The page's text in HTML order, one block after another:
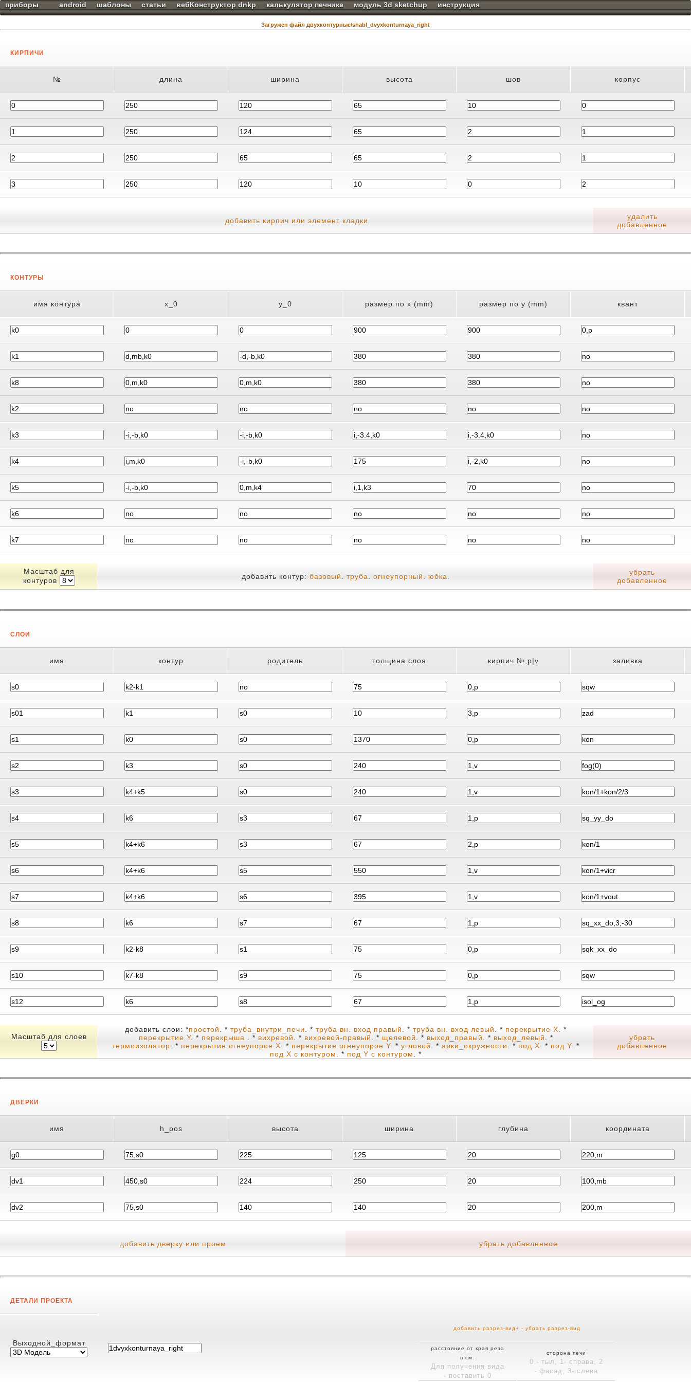
приборы android шаблоны статьи вебКонструктор dnkp калькулятор печника модуль 3d sketchup инструкция
Загружен файл двухконтурные/shabl_dvyxkonturnaya_right
КИРПИЧИ
№ длина ширина высота шов корпус
добавить кирпич или элемент кладки
удалить
добавленное
КОНТУРЫ
имя контура x_0 y_0 размер по x (mm) размер по y (mm) квант
Масштаб для
контуров
добавить контур: базовый труба огнеупорный юбка
убрать
добавленное
СЛОИ
имя контур родитель толщина слоя кирпич №,p|v заливка
Масштаб для слоев
добавить слои: *простой . * труба_внутри_печи . * труба вн. вход правый . * труба вн. вход левый . * перекрытие X . *
перекрытие Y. * перекрыша . * вихревой . * вихревой-правый . * щелевой . * выход_правый . * выход_левый . *
термоизолятор . * перекрытие огнеупорое X . * перекрытие огнеупорое Y. * угловой . * арки_окружности . * под X . * под Y. *
под X с контуром
. * под Y с контуром . *
убрать
добавленное
ДВЕРКИ
имя h_pos высота ширина глубина координата
добавить дверку или проем убрать добавленное
ДЕТАЛИ ПРОЕКТА
Выходной_формат
добавить разрез-вид+ - убрать разрез-вид
расстояние от края реза
в см.
Для получения вида
- поставить 0
сторона печи
0 - тыл, 1- справа, 2
- фасад, 3- слева